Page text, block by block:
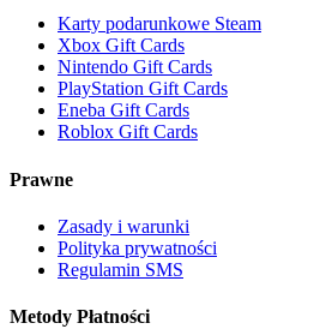
Karty podarunkowe Steam
Xbox Gift Cards
Nintendo Gift Cards
PlayStation Gift Cards
Eneba Gift Cards
Roblox Gift Cards
Prawne
Zasady i warunki
Polityka prywatności
Regulamin SMS
Metody Płatności